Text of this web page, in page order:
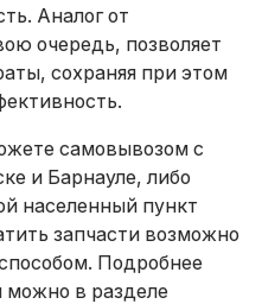
Аналог от
очередь, позволяет
сохраняя при этом
самовывозом с
и Барнауле, либо
населенный пункт
запчасти возможно
Подробнее
можно в разделе